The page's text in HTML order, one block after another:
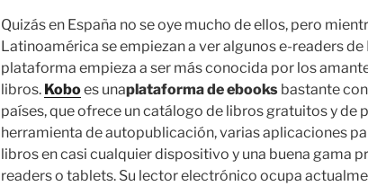
Quizás en España no se oye mucho de ellos, pero
Latinoamérica se empiezan a ver algunos e-readers de
plataforma empieza a ser más conocida por los
libros. Koboes unaplataforma de ebooks bastante
países, que ofrece un catálogo de libros gratuitos y de
herramienta de autopublicación, varias aplicaciones
libros en casi cualquier dispositivo y una buena gama
readers o tablets. Su lector electrónico ocupa